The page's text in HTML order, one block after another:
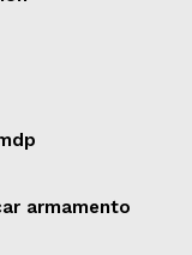
armamento